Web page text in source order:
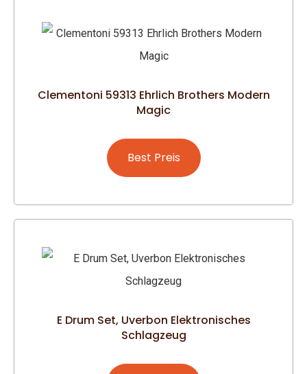
Clementoni 59313 Ehrlich Brothers Modern
Magic
Best Preis
E Drum Set, Uverbon Elektronisches
Schlagzeug